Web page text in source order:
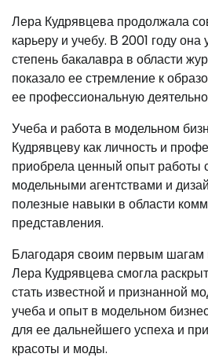
Лера Кудрявцева продолжала
карьеру и учебу. В 2001 году
степень бакалавра в области
показало ее стремление к
ее профессиональную
Учеба и работа в модельном
Кудрявцеву как личность и
приобрела ценный опыт работы
модельными агентствами и
полезные навыки в области
представления.
Благодаря своим первым шагам
Лера Кудрявцева смогла
стать известной и признанной
учеба и опыт в модельном
для ее дальнейшего успеха и
красоты и моды.